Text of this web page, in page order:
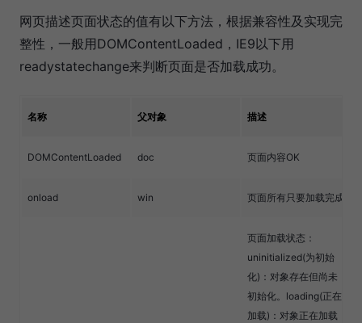
网页描述页面状态的值有以下方法，根据兼容性及实现完
整性，一般用DOMContentLoaded，IE9以下用
readystatechange来判断页面是否加载成功。
名称 父对象 描述
DOMContentLoaded doc 页面内容OK
onload win 页面所有只要加载完成
页面加载状态：
uninitialized(为初始
化)：对象存在但尚未
初始化。loading(正在
加载)：对象正在加载